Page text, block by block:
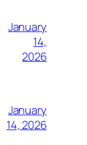
January
14,
2026
January
14, 2026